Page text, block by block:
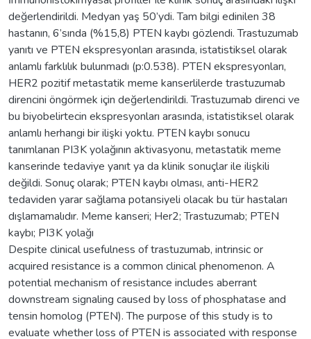
değerlendirildi. Medyan yaş 50’ydi. Tam bilgi edinilen 38
hastanın, 6’sında (%15,8) PTEN kaybı gözlendi. Trastuzumab
yanıtı ve PTEN ekspresyonları arasında, istatistiksel olarak
anlamlı farklılık bulunmadı (p:0.538). PTEN ekspresyonları,
HER2 pozitif metastatik meme kanserlilerde trastuzumab
direncini öngörmek için değerlendirildi. Trastuzumab direnci ve
bu biyobelirtecin ekspresyonları arasında, istatistiksel olarak
anlamlı herhangi bir ilişki yoktu. PTEN kaybı sonucu
tanımlanan PI3K yolağının aktivasyonu, metastatik meme
kanserinde tedaviye yanıt ya da klinik sonuçlar ile ilişkili
değildi. Sonuç olarak; PTEN kaybı olması, anti-HER2
tedaviden yarar sağlama potansiyeli olacak bu tür hastaları
dışlamamalıdır. Meme kanseri; Her2; Trastuzumab; PTEN
kaybı; PI3K yolağı
Despite clinical usefulness of trastuzumab, intrinsic or
acquired resistance is a common clinical phenomenon. A
potential mechanism of resistance includes aberrant
downstream signaling caused by loss of phosphatase and
tensin homolog (PTEN). The purpose of this study is to
evaluate whether loss of PTEN is associated with response